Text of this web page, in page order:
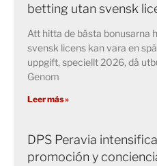
betting utan svensk
Att hitta de bästa bonusarna
svensk licens kan vara en
uppgift, speciellt 2026, då
Genom
Leer más »
DPS Peravia
promoción y